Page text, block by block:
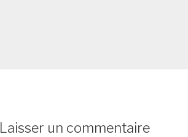
Laisser un commentaire